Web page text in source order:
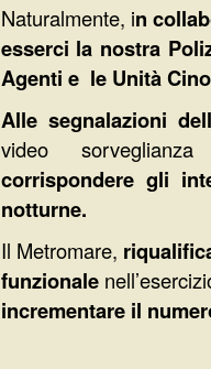
Naturalmente, in
esserci la nostra
Agenti e le Unità
Alle segnalazioni
video
corrispondere gli
notturne.
Il Metromare,
funzionale
incrementare il